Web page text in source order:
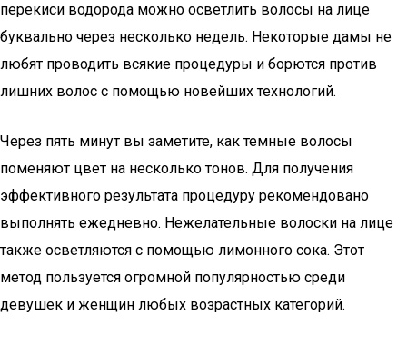
перекиси водорода можно осветлить волосы на лице
буквально через несколько недель. Некоторые дамы не
любят проводить всякие процедуры и борются против
лишних волос с помощью новейших технологий.
Через пять минут вы заметите, как темные волосы
поменяют цвет на несколько тонов. Для получения
эффективного результата процедуру рекомендовано
выполнять ежедневно. Нежелательные волоски на лице
также осветляются с помощью лимонного сока. Этот
метод пользуется огромной популярностью среди
девушек и женщин любых возрастных категорий.